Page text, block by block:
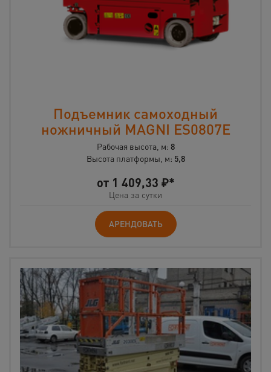
Подъемник самоходный
ножничный MAGNI ES0807E
Рабочая высота, м: 8
Высота платформы, м: 5,8
от 1 409,33 ₽*
Цена за сутки
АРЕНДОВАТЬ